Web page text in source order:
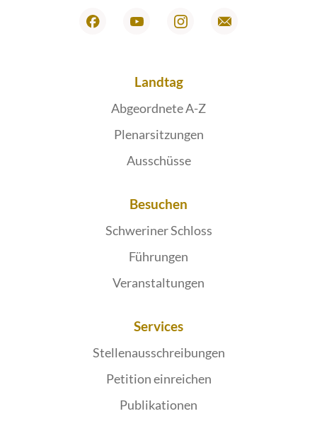
Landtag
Abgeordnete A-Z
Plenarsitzungen
Ausschüsse
Besuchen
Schweriner Schloss
Führungen
Veranstaltungen
Services
Stellenausschreibungen
Petition einreichen
Publikationen